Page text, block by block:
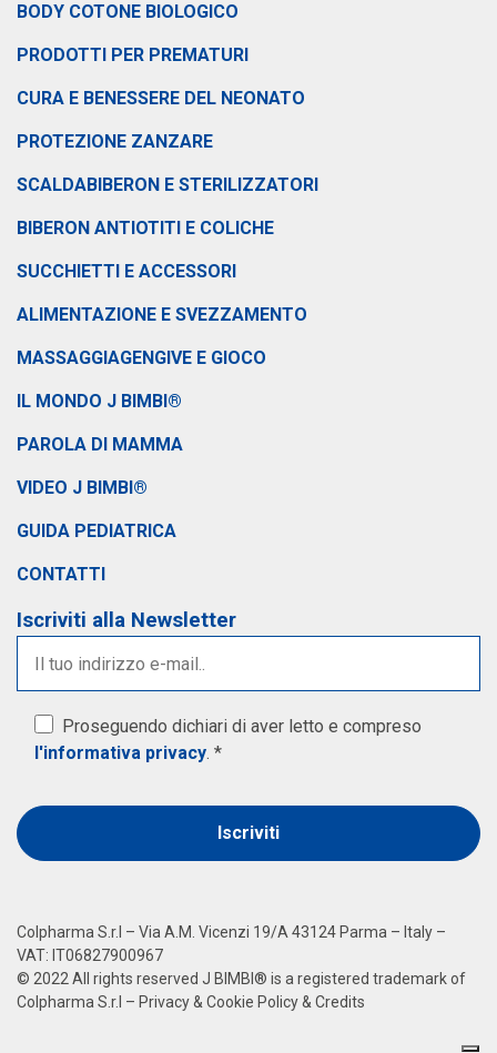
BODY COTONE BIOLOGICO
PRODOTTI PER PREMATURI
CURA E BENESSERE DEL NEONATO
PROTEZIONE ZANZARE
SCALDABIBERON E STERILIZZATORI
BIBERON ANTIOTITI E COLICHE
SUCCHIETTI E ACCESSORI
ALIMENTAZIONE E SVEZZAMENTO
MASSAGGIAGENGIVE E GIOCO
IL MONDO J BIMBI®
PAROLA DI MAMMA
VIDEO J BIMBI®
GUIDA PEDIATRICA
CONTATTI
Iscriviti alla Newsletter
Proseguendo dichiari di aver letto e compreso
l'informativa privacy. *
Colpharma S.r.l – Via A.M. Vicenzi 19/A 43124 Parma – Italy –
VAT: IT06827900967
© 2022 All rights reserved J BIMBI® is a registered trademark of
Colpharma S.r.l – Privacy&Cookie Policy&Credits